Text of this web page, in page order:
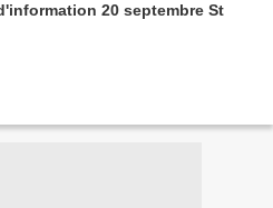
20 septembre St